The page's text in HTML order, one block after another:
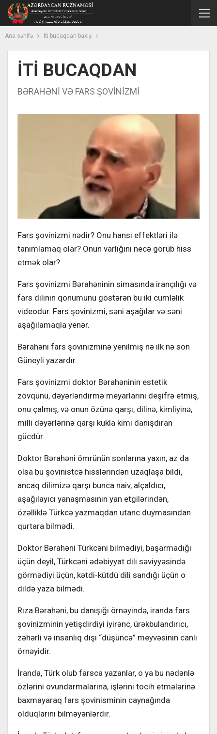
Ana səhifə İti bucaqdan baxış
İTİ BUCAQDAN
BƏRAHƏNİ VƏ FARS ŞOVİNİZMİ
Fars şovinizmi nədir? Onu hansı effektləri ilə
tanımlamaq olar? Onun varlığını necə görüb hiss
etmək olar?
Fars şovinizmi Bərahəninin simasında irançılığı və
fars dilinin qonumunu göstərən bu iki cümləlik
videodur. Fars şovinizmi, səni aşağılar və səni
aşağılamaqla yenər.
Bərahəni fars şovinizminə yenilmiş nə ilk nə son
Güneyli yazardır.
Fars şovinizmi doktor Bərahəninin estetik
zövqünü, dəyərləndirmə meyarlarını deşifrə etmiş,
onu çalmış, və onun özünə qarşı, dilinə, kimliyinə,
milli dəyərlərinə qarşı kukla kimi danışdıran
gücdür.
Doktor Bərahəni ömrünün sonlarına yaxın, az da
olsa bu şovinistcə hisslərindən uzaqlaşa bildi,
ancaq dilimizə qarşı bunca naiv, alçaldıcı,
aşağılayıcı yanaşmasının yan etgilərindən,
özəlliklə Türkcə yazmaqdan utanc duymasından
qurtara bilmədi.
Doktor Bərahəni Türkcəni bilmədiyi, başarmadığı
üçün deyil, Türkcəni ədəbiyyat dili səviyyəsində
görmədiyi üçün, kətdi-kütdü dili sandığı üçün o
dildə yaza bilmədi.
Rıza Bərahəni, bu danışığı örnəyində, iranda fars
şovinizminin yetişdirdiyi iyirənc, ürəkbulandırıcı,
zəhərli və insanlıq dışı “düşüncə” meyvəsinin canlı
örnəyidir.
İranda, Türk olub farsca yazanlar, o ya bu nədənlə
özlərini ovundarmalarına, işlərini tocih etmələrinə
baxmayaraq fars şovinisminin caynağında
olduqlarını bilməyənlərdir.